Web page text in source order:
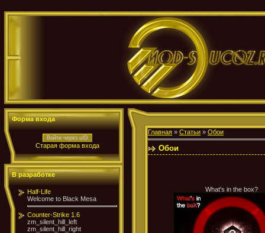
Форма входа
Войти через uID
Старая форма входа
В разработке
Half-Life
Welcome to Black Mesa
Counter-Strike 1.6
zm_silent_hill_left
zm_silent_hill_right
Главная » Статьи » Обои
Обои
What's in the box?